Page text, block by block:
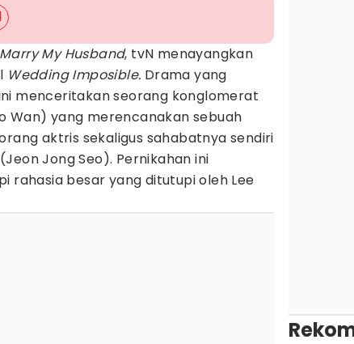
Marry My Husband, tvN menayangkan
Wedding Imposible. Drama yang
menceritakan seorang konglomerat
Wan) yang merencanakan sebuah
aktris sekaligus sahabatnya sendiri
Jong Seo). Pernikahan ini
rahasia besar yang ditutupi oleh Lee